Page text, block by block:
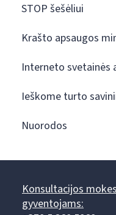
STOP šešėliui
Krašto apsaugos
Interneto svetainės
Ieškome turto
Nuorodos
Konsultacijos
gyventojams: